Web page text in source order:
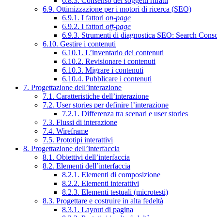
6.9. Ottimizzazione per i motori di ricerca (SEO)
6.9.1. I fattori on-page
6.9.2. I fattori off-page
6.9.3. Strumenti di diagnostica SEO: Search
6.10. Gestire i contenuti
6.10.1. L’inventario dei contenuti
6.10.2. Revisionare i contenuti
6.10.3. Migrare i contenuti
6.10.4. Pubblicare i contenuti
7. Progettazione dell’interazione
7.1. Caratteristiche dell’interazione
7.2. User stories per definire l’interazione
7.2.1. Differenza tra scenari e user stories
7.3. Flussi di interazione
7.4. Wireframe
7.5. Prototipi interattivi
8. Progettazione dell’interfaccia
8.1. Obiettivi dell’interfaccia
8.2. Elementi dell’interfaccia
8.2.1. Elementi di composizione
8.2.2. Elementi interattivi
8.2.3. Elementi testuali (microtesti)
8.3. Progettare e costruire in alta fedeltà
8.3.1. Layout di pagina